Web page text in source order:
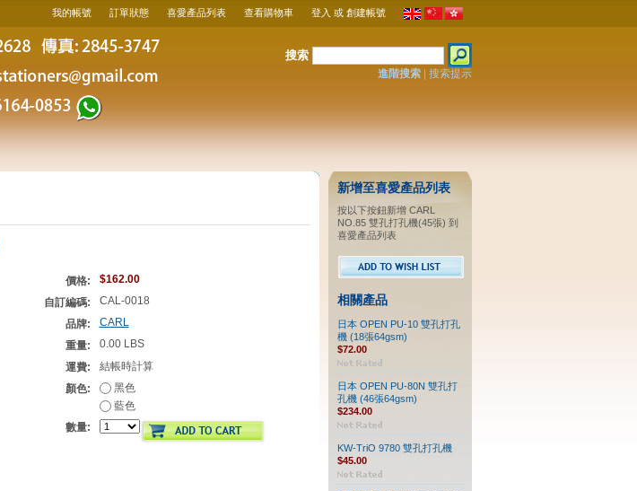
我的帳號 訂單狀態 喜愛產品列表 查看購物車 登入 或 創建帳號
搜索
進階搜索| 搜索提示
價格:
$162.00
自訂編碼:
CAL-0018
品牌:
CARL
重量:
0.00 LBS
運費:
結帳時計算
顏色:
黑色
藍色
數量:
新增至喜愛產品列表
按以下按鈕新增 CARL
NO.85 雙孔打孔機(45張) 到
喜愛產品列表
相關產品
日本 OPEN PU-10 雙孔打孔
機 (18張64gsm)
$72.00
日本 OPEN PU-80N 雙孔打
孔機 (46張64gsm)
$234.00
KW-TriO 9780 雙孔打孔機
$45.00